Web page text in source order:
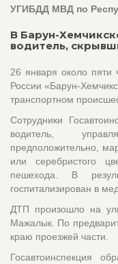
УГИБДД МВД по
В Барун-
водитель,
26 января около
России «Барун-
транспортном
Сотрудники
водитель,
предположительно,
или серебристого
пешехода. В
госпитализирован в
ДТП произошло на
Мажалык. По
краю проезжей части.
Госавтоинспекция